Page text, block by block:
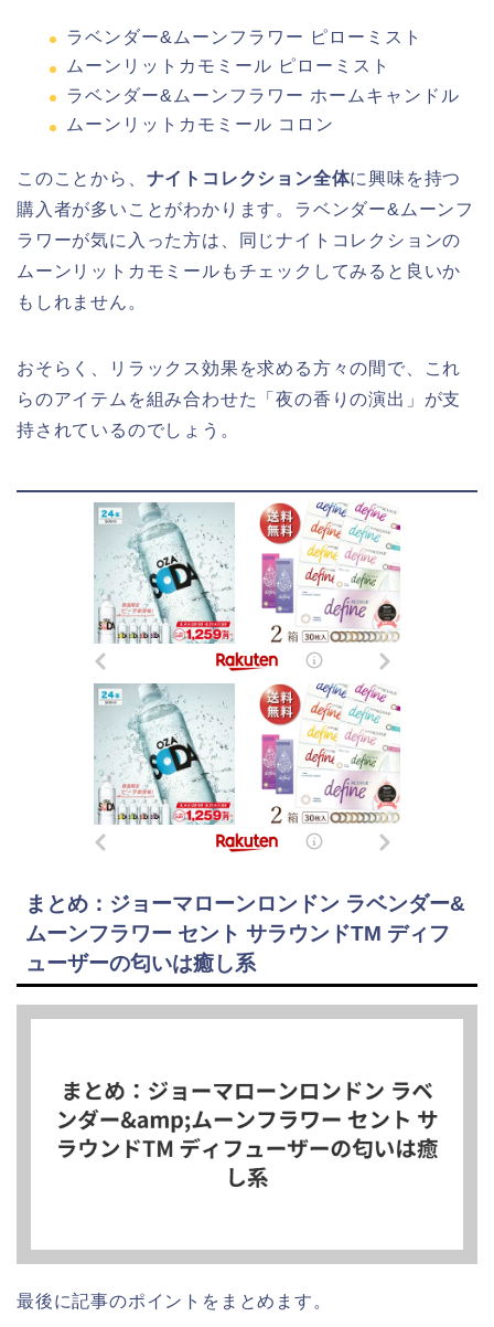
ラベンダー&ムーンフラワー ピローミスト
ムーンリットカモミール ピローミスト
ラベンダー&ムーンフラワー ホームキャンドル
ムーンリットカモミール コロン
このことから、 ナイトコレクション全体に興味を持つ
購入者が多いことがわかります。ラベンダー&ムーンフ
ラワーが気に入った方は、同じナイトコレクションの
ムーンリットカモミールもチェックしてみると良いか
もしれません。
おそらく、リラックス効果を求める方々の間で、これ
らのアイテムを組み合わせた「夜の香りの演出」が支
持されているのでしょう。
まとめ：ジョーマローンロンドン ラベンダー&
ムーンフラワー セント サラウンドTM ディフ
ューザーの匂いは癒し系
最後に記事のポイントをまとめます。